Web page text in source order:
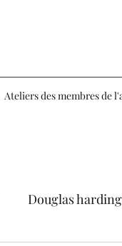
Ateliers des membres de
Douglas harding